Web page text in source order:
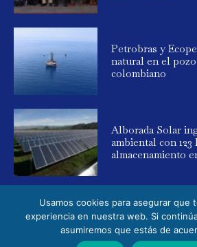
Petrobras y
natural en el
colombiano
Alborada Solar
ambiental con
almacenamiento
© 2025 Global Energy. Todos los derechos
Usamos cookies para asegurar que
experiencia en nuestra web. Si
asumiremos que estás de